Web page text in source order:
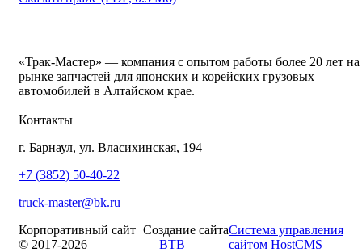
«Трак-Мастер» — компания с опытом работы более 20 лет на
рынке запчастей для японских и корейских грузовых
автомобилей в Алтайском крае.
Контакты
г. Барнаул, ул. Власихинская, 194
+7 (3852) 50-40-22
truck-master@bk.ru
Корпоративный сайт
© 2017-2026
Создание сайта
— BTB
Система управления
сайтом HostCMS